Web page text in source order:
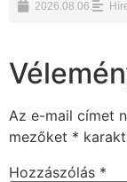
2026.08.06.
Az e-mail címet
mezőket *
Hozzászólás *